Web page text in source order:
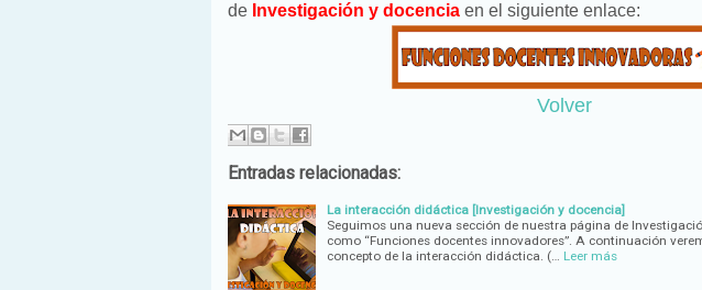
de Investigación y docencia en el siguiente enlace:
Volver
Entradas relacionadas:
La interacción didáctica [Investigación y docencia]
Seguimos una nueva sección de nuestra página de
como “Funciones docentes innovadores”. A continuación
concepto de la interacción didáctica. (…
Leer más